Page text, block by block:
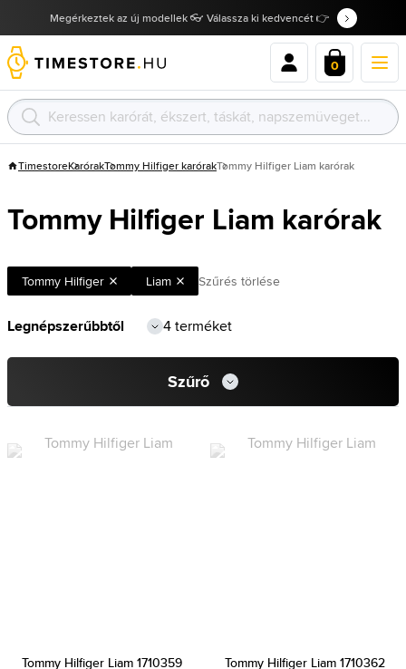
Megérkeztek az új modellek 👓 Válassza ki kedvencét 👉
0
TimestoreKarórakTommy Hilfiger karórakTommy Hilfiger Liam karórak
Tommy Hilfiger Liam karórak
Tommy Hilfiger Liam Szűrés törlése
4 terméket
Szűrő
Tommy Hilfiger Liam 1710359 Tommy Hilfiger Liam 1710362